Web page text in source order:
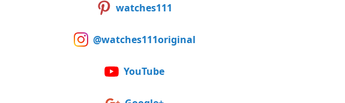
watches111
@watches111original
YouTube